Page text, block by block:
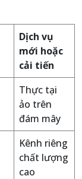
Dịch vụ
mới hoặc
cải tiến
Thực tại
ảo trên
đám mây
Kênh riêng
chất lượng
cao